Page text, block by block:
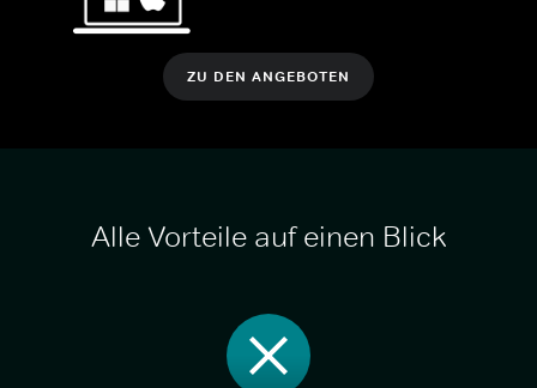
ZU DEN ANGEBOTEN
Alle Vorteile auf einen Blick